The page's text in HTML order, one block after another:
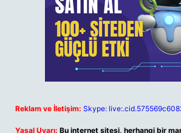
Reklam ve İletişim: Skype:
Yasal Uyarı: Bu internet sitesi, herhangi bir